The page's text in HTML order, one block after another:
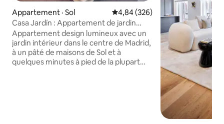
Appartement · Sol Note moyenne de 4,84 sur 5,
4,84 (326)
Casa Jardín : Appartement de jardin
juste à côté de Sol
Appartement design lumineux avec un
jardin intérieur dans le centre de Madrid,
à un pâté de maisons de Sol et à
quelques minutes à pied de la plupart